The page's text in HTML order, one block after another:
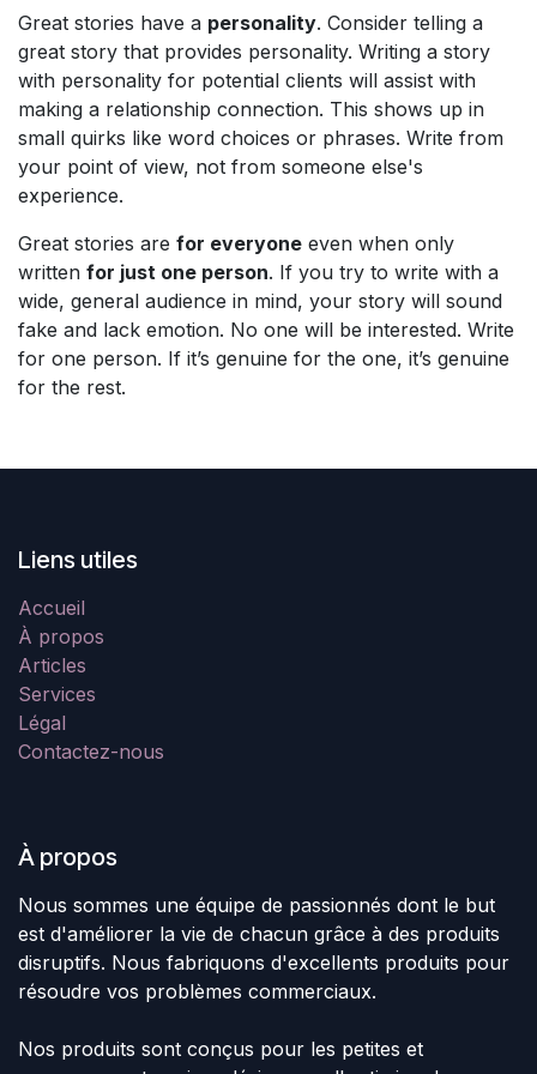
Great stories have a personality. Consider telling a
great story that provides personality. Writing a story
with personality for potential clients will assist with
making a relationship connection. This shows up in
small quirks like word choices or phrases. Write from
your point of view, not from someone else's
experience.
Great stories are for everyone even when only
written for just one person. If you try to write with a
wide, general audience in mind, your story will sound
fake and lack emotion. No one will be interested. Write
for one person. If it’s genuine for the one, it’s genuine
for the rest.
Liens utiles
Accueil
À propos
Articles
Services
Légal
Contactez-nous
À propos
Nous sommes une équipe de passionnés dont le but
est d'améliorer la vie de chacun grâce à des produits
disruptifs. Nous fabriquons d'excellents produits pour
résoudre vos problèmes commerciaux.
Nos produits sont conçus pour les petites et